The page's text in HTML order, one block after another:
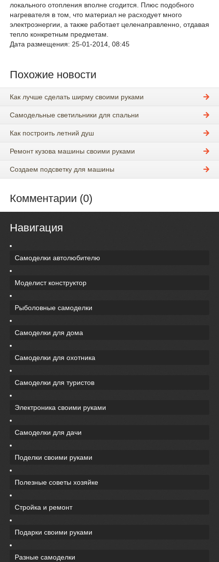
локального отопления вполне сгодится. Плюс подобного
нагревателя в том, что материал не расходует много
электроэнергии, а также работает целенаправленно, отдавая
тепло конкретным предметам.
Дата размещения: 25-01-2014, 08:45
Похожие новости
Как лучше сделать ширму своими руками
Самодельные светильники для спальни
Как построить летний душ
Ремонт кузова машины своими руками
Создаем подсветку для машины
Комментарии (0)
Навигация
Самоделки автолюбителю
Моделист конструктор
Рыболовные самоделки
Самоделки для дома
Самоделки для охотника
Самоделки для туристов
Электроника своими руками
Самоделки для дачи
Поделки своими руками
Полезные советы хозяйке
Стройка и ремонт
Подарки своими руками
Разные самоделки